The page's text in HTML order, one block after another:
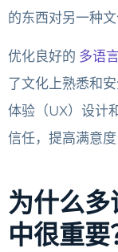
的东西对另一种
优化良好的 多语
了文化上熟悉和
体验（UX）设计
信任，提高满意
为什么
中很重要